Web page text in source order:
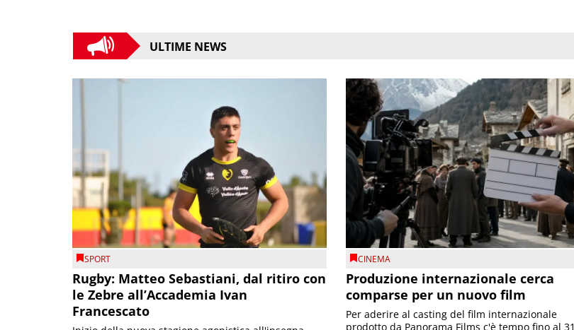
ULTIME NEWS
SPORT
Rugby: Matteo Sebastiani, dal ritiro con
le Zebre all’Accademia Ivan
Francescato
CINEMA
Produzione internazionale cerca
comparse per un nuovo film
Per aderire al casting del film internazionale
prodotto da Panorama Films c'è tempo fino al 31